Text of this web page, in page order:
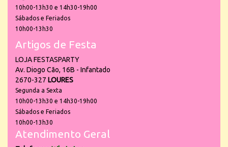
10h00-13h30 e 14h30-19h00
Sábados e Feriados
10h00-13h30
Artigos de Festa
LOJA FESTASPARTY
Av. Diogo Cão, 16B - Infantado
2670-327 LOURES
Segunda a Sexta
10h00-13h30 e 14h30-19h00
Sábados e Feriados
10h00-13h30
Atendimento Geral